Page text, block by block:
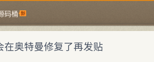
码桶
奥特曼修复了再发贴